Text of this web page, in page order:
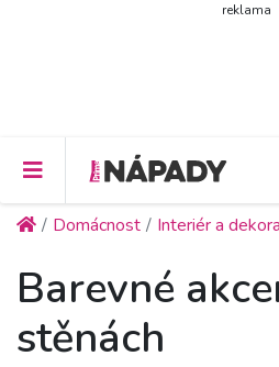
reklama
Domácnost Interiér a
Barevné
stěnách